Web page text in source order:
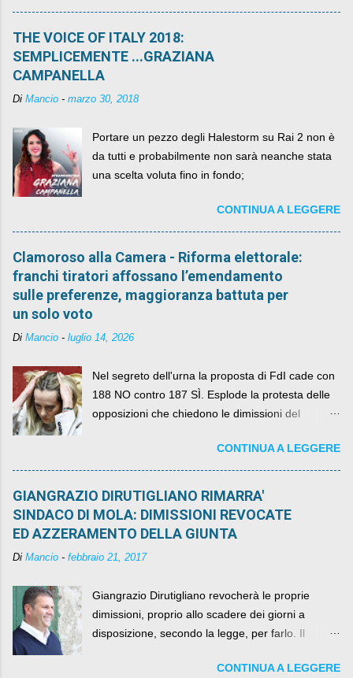
più. C'era una volta Piazza XX Settembre ,
THE VOICE OF ITALY 2018:
SEMPLICEMENTE ...GRAZIANA
CAMPANELLA
Di Mancio - marzo 30, 2018
Portare un pezzo degli Halestorm su Rai 2 non è
da tutti e probabilmente non sarà neanche stata
una scelta voluta fino in fondo;
CONTINUA A LEGGERE
Clamoroso alla Camera - Riforma elettorale:
franchi tiratori affossano l’emendamento
sulle preferenze, maggioranza battuta per
un solo voto
Di Mancio - luglio 14, 2026
Nel segreto dell'urna la proposta di FdI cade con
188 NO contro 187 SÌ. Esplode la protesta delle
opposizioni che chiedono le dimissioni del
CONTINUA A LEGGERE
GIANGRAZIO DIRUTIGLIANO RIMARRA'
SINDACO DI MOLA: DIMISSIONI REVOCATE
ED AZZERAMENTO DELLA GIUNTA
Di Mancio - febbraio 21, 2017
Giangrazio Dirutigliano revocherà le proprie
dimissioni, proprio allo scadere dei giorni a
disposizione, secondo la legge, per farlo. Il
quelli che si auspicavano il contrario.CONTINUA A LEGGERE